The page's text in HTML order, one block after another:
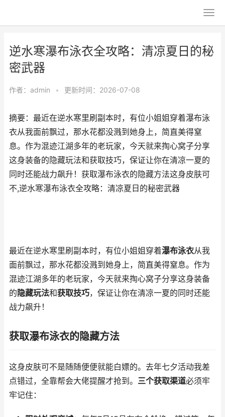
逆水寒瀑布泳衣全攻略：清凉夏日的秘
密武器
作者： admin • 更新时间：2026-07-08
摘要：最近在逆水寒里刷副本时，有位小姐姐穿着瀑布泳
衣从我面前飘过，那水花都没溅到她身上，简直美得窒
息。作为混迹江湖多年的老玩家，今天就来掏心窝子分享
这身装备的隐藏玩法和获取技巧，保证让你在清凉一夏的
同时还能战力飙升！获取瀑布泳衣的隐藏方法这身皮肤可
不,逆水寒瀑布泳衣全攻略：清凉夏日的秘密武器
最近在逆水寒里刷副本时，有位小姐姐穿着瀑布泳衣从我
面前飘过，那水花都没溅到她身上，简直美得窒息。作为
混迹江湖多年的老玩家，今天就来掏心窝子分享这身装备
的 隐藏玩法和获取技巧，保证让你在清凉一夏的同时还能
战力飙升！
获取瀑布泳衣的隐藏方法
这身皮肤可不是随随便便就能白嫖的。去年七夕活动我差
点错过，全靠帮会大佬提醒才抢到。 三个获取渠道必须牢
牢记住：